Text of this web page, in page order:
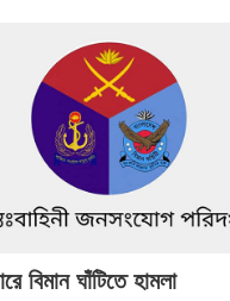
বিমান ঘাঁটিতে হামলা